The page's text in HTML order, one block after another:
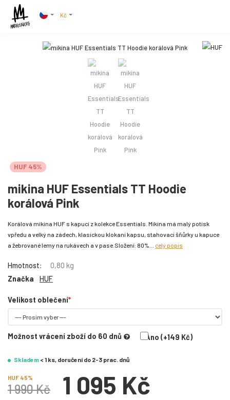
Kč
HUF 45%
mikina HUF Essentials TT Hoodie
korálová Pink
Korálová mikina HUF s kapucí z kolekce Essentials. Mikina má malý potisk
vpředu a velký na zádech, klasickou klokaní kapsu, stahovací šňůrky u kapuce
a žebrované lemy na rukávech a v pase.Složení: 80%... celý popis
Hmotnost:
0,80 kg
Značka
HUF
Velikost oblečení
Možnost vrácení zboží do 60 dnů Ano (+149 Kč)
Skladem < 1 ks, doručení do 2-3 prac. dnů
HUF 45%
1 990 Kč 1 095 Kč